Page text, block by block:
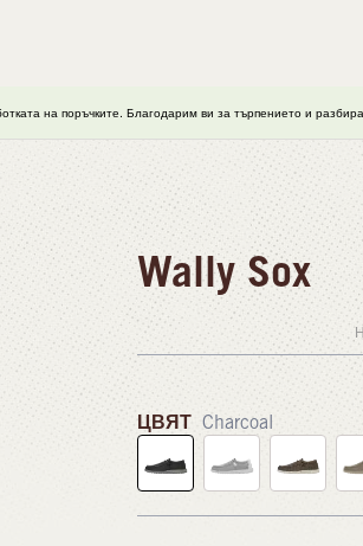
на поръчките. Благодарим ви за търпението и
Wally Sox
ЦВЯТ Charcoal